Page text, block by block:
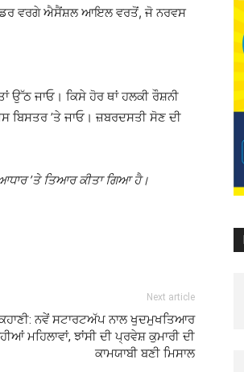
ਵਰਗੇ ਐਸੈਂਸ਼ਲ ਆਇਲ ਵਰਤੋਂ, ਜੋ ਨਰਵਸ
ਉੱਠ ਜਾਓ। ਕਿਸੇ ਹੋਰ ਥਾਂ ਹਲਕੀ ਰੌਸ਼ਨੀ
ਬਿਸਤਰ ’ਤੇ ਜਾਓ। ਜ਼ਬਰਦਸਤੀ ਸੋਣ ਦੀ
’ਤੇ ਤਿਆਰ ਕੀਤਾ ਗਿਆ ਹੈ।
Next article
ਨਵੇਂ ਸਟਾਰਟਅੱਪ ਨਾਲ ਖੁਦਮੁਖਤਿਆਰ
ਮਹਿਲਾਵਾਂ, ਝਾਂਸੀ ਦੀ ਪ੍ਰਵੇਸ਼ ਕੁਮਾਰੀ ਦੀ
ਕਾਮਯਾਬੀ ਬਣੀ ਮਿਸਾਲ